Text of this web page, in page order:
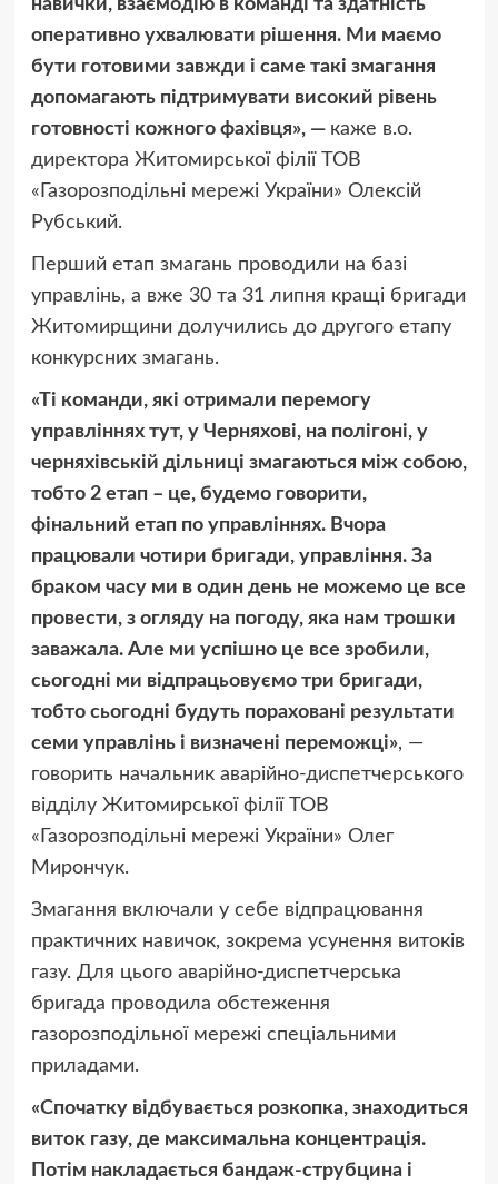
навички, взаємодію в команді та здатність
оперативно ухвалювати рішення. Ми маємо
бути готовими завжди і саме такі змагання
допомагають підтримувати високий рівень
готовності кожного фахівця», — каже в.о.
директора Житомирської філії ТОВ
«Газорозподільні мережі України» Олексій
Рубський.
Перший етап змагань проводили на базі
управлінь, а вже 30 та 31 липня кращі бригади
Житомирщини долучились до другого етапу
конкурсних змагань.
«Ті команди, які отримали перемогу
управліннях тут, у Черняхові, на полігоні, у
черняхівській дільниці змагаються між собою,
тобто 2 етап – це, будемо говорити,
фінальний етап по управліннях. Вчора
працювали чотири бригади, управління. За
браком часу ми в один день не можемо це все
провести, з огляду на погоду, яка нам трошки
заважала. Але ми успішно це все зробили,
сьогодні ми відпрацьовуємо три бригади,
тобто сьогодні будуть пораховані результати
семи управлінь і визначені переможці», —
говорить начальник аварійно-диспетчерського
відділу Житомирської філії ТОВ
«Газорозподільні мережі України» Олег
Мирончук.
Змагання включали у себе відпрацювання
практичних навичок, зокрема усунення витоків
газу. Для цього аварійно-диспетчерська
бригада проводила обстеження
газорозподільної мережі спеціальними
приладами.
«Спочатку відбувається розкопка, знаходиться
виток газу, де максимальна концентрація.
Потім накладається бандаж-струбцина і